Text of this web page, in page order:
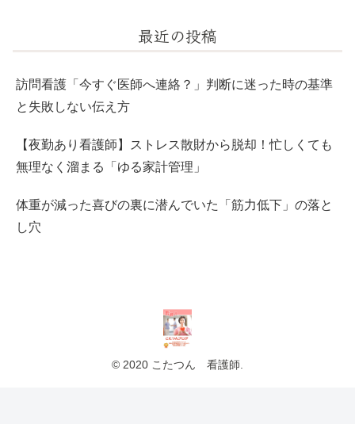
最近の投稿
訪問看護「今すぐ医師へ連絡？」判断に迷った時の基準
と失敗しない伝え方
【夜勤あり看護師】ストレス散財から脱却！忙しくても
無理なく溜まる「ゆる家計管理」
体重が減った喜びの裏に潜んでいた「筋力低下」の落と
し穴
© 2020 こたつん 看護師.